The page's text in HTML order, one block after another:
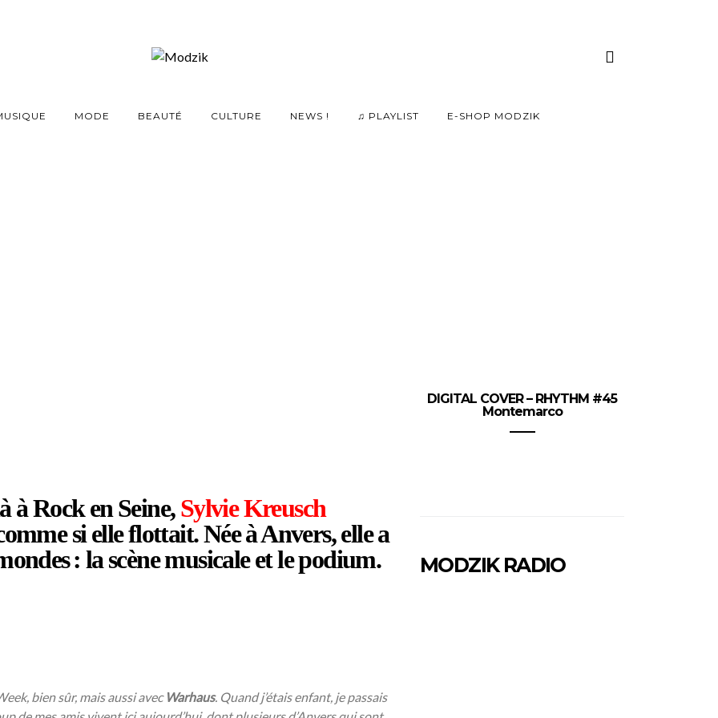
MODE BEAUTÉ CULTURE NEWS ! ♫ PLAYLIST E-SHOP MODZIK
à Rock en Seine,Sylvie Kreusch
si elle flottait. Née à Anvers, elle a
: la scène musicale et le podium.
bien sûr, mais aussi avec Warhaus. Quand j’étais enfant, je passais
DIGITAL COVER – RHYTHM #45
Montemarco
MODZIK RADIO